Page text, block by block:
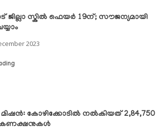
ജില്ലാ സ്കിൽ ഫെയർ 19ന്; സൗജന്യമായി
2023
കോഴിക്കോടിൽ നല്‍കിയത് 2,84,750
കണക്ഷനുകള്‍